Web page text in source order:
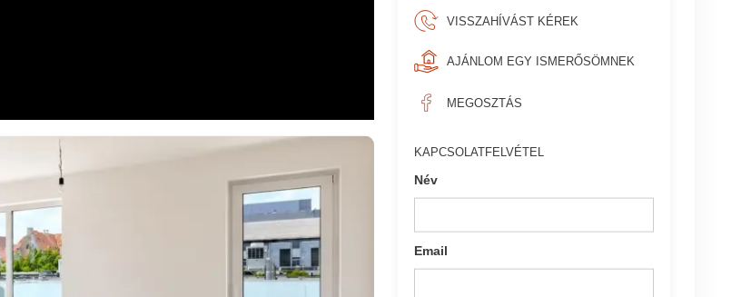
VISSZAHÍVÁST KÉREK
AJÁNLOM EGY ISMERŐSÖMNEK
MEGOSZTÁS
KAPCSOLATFELVÉTEL
Név
Email